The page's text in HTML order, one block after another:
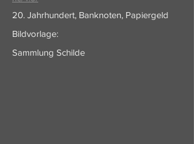
20. Jahrhundert, Banknoten, Papiergeld
Bildvorlage:
Sammlung Schilde